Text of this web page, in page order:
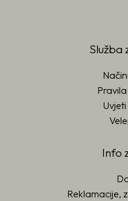
Služba
Info
Reklamacije,